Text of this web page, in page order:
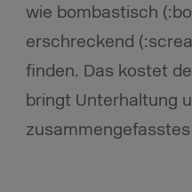
wie bombastisch
erschreckend
finden. Das kostet
bringt Unterhaltung